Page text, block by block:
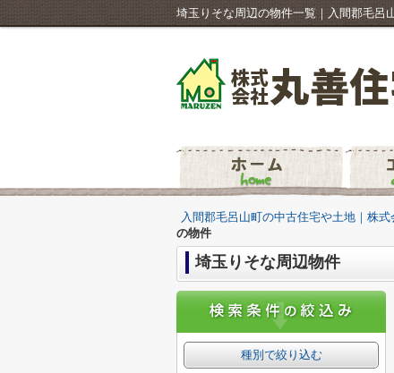
埼玉りそな周辺の物件一覧｜入間郡毛呂
入間郡毛呂山町の中古住宅や土地｜株
の物件
埼玉りそな周辺物件
種別で絞り込む